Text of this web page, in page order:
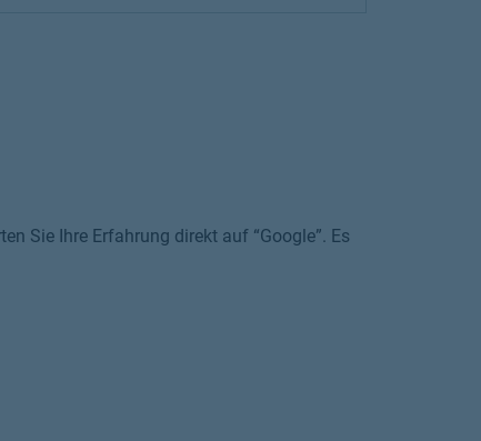
Sie Ihre Erfahrung direkt auf “Google”. Es